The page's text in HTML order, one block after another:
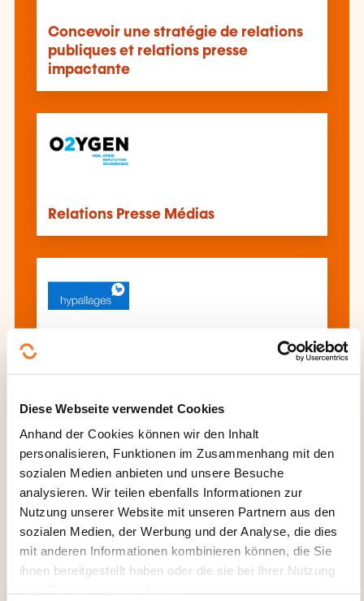
Diese Webseite verwendet Cookies
Anhand der Cookies können wir den Inhalt
personalisieren, Funktionen im Zusammenhang mit den
sozialen Medien anbieten und unsere Besuche
analysieren. Wir teilen ebenfalls Informationen zur
Nutzung unserer Website mit unseren Partnern aus den
sozialen Medien, der Werbung und der Analyse, die dies
mit anderen Informationen kombinieren können, die Sie
ihnen bereitgestellt haben oder die sie bei Ihrer Nutzung
Concevoir une stratégie de relations
publiques et relations presse
impactante
Relations Presse Médias
Communiquer avec les médias à l’ère
Alle Weiterbildungen anzeigen
Diese anderen Weiterbildungen könnten Sie
auch interessieren:
Archivierung
Audiovisuelle und multimediale